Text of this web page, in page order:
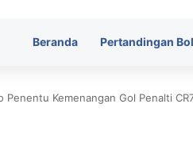
Beranda Pertandingan
Penentu Kemenangan Gol Penalti